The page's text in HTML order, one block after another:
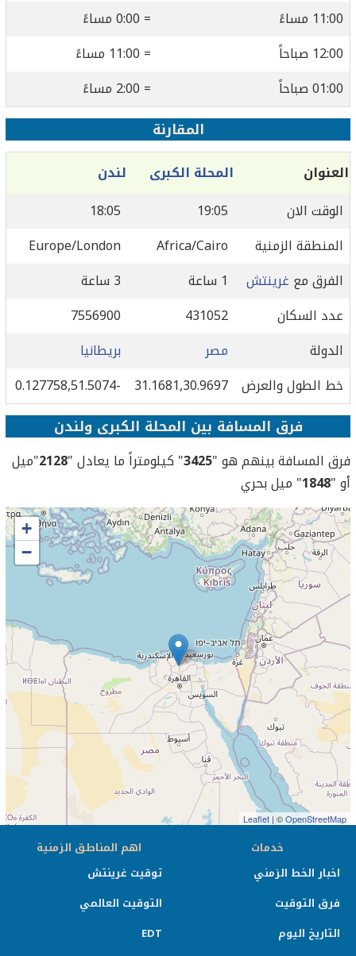
11:00 مساءً
= 0:00 مساءً
12:00 صباحاً
= 11:00 مساءً
01:00 صباحاً
= 2:00 مساءً
المقارنة
العنوان المحلة الكبرى
لندن
الوقت الان
19:05
18:05
المنطقة الزمنية
Africa/Cairo
Europe/London
الفرق مع غرينتش 1 ساعة
3 ساعة
عدد السكان
431052
7556900
الدولة
مصر
بريطانيا
خط الطول والعرض 31.1681,30.9697
-0.127758,51.5074
فرق المسافة بين المحلة الكبرى ولندن
فرق المسافة بينهم هو "3425" كيلومتراً ما يعادل "2128"ميل
أو "1848" ميل بحري
+
−
Leaflet | ©OpenStreetMap
خدمات
اخبار الخط الزمني
فرق التوقيت
التاريخ اليوم
اهم المناطق الزمنية
توقيت غرينتش
التوقيت العالمي
EDT